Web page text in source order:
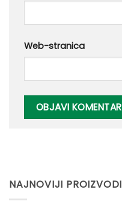
Web-stranica
NAJNOVIJI PROIZVODI